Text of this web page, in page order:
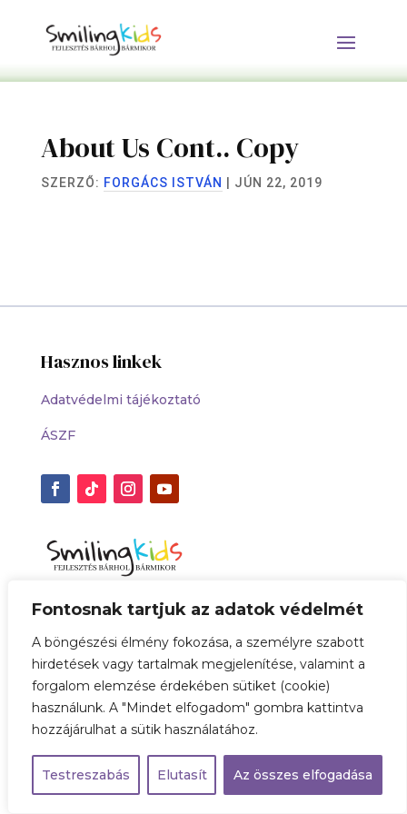
Fontosnak tartjuk az adatok védelmét
A böngészési élmény fokozása, a személyre szabott
hirdetések vagy tartalmak megjelenítése, valamint a
forgalom elemzése érdekében sütiket (cookie)
használunk. A "Mindet elfogadom" gombra kattintva
hozzájárulhat a sütik használatához.
Testreszabás Elutasít Az összes elfogadása
About Us Cont.. Copy
SZERZŐ: FORGÁCS ISTVÁN JÚN 22, 2019
Hasznos linkek
Adatvédelmi tájékoztató
ÁSZF
Az online fizetést a SimplePay biztosítja.